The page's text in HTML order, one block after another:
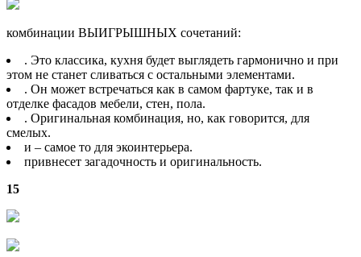
комбинации ВЫИГРЫШНЫХ сочетаний:
. Это классика, кухня будет выглядеть гармонично и при
этом не станет сливаться с остальными элементами.
. Он может встречаться как в самом фартуке, так и в
отделке фасадов мебели, стен, пола.
. Оригинальная комбинация, но, как говорится, для
смелых.
и – самое то для экоинтерьера.
привнесет загадочность и оригинальность.
15